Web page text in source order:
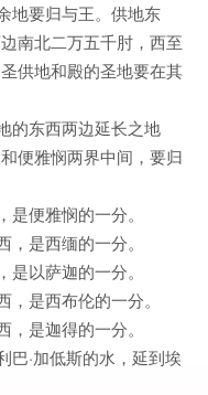
地要归与王。供地东
南北二万五千肘，西至
供地和殿的圣地要在其
的东西两边延长之地
便雅悯两界中间，要归
便雅悯的一分。
是西缅的一分。
以萨迦的一分。
是西布伦的一分。
是迦得的一分。
巴·加低斯的水，延到埃